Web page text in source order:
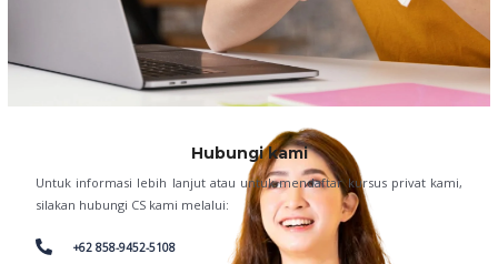
Hubungi kami
Untuk informasi lebih lanjut atau untuk mendaftar kursus privat kami,
silakan hubungi CS kami melalui:
+62 858-9452-5108